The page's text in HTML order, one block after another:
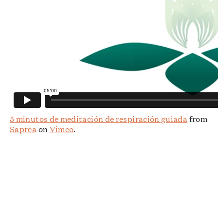
5 minutos de meditación de respiración guiadafrom
SapreaonVimeo.